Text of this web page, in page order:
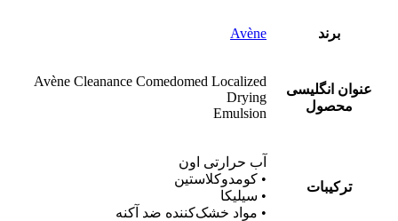
برند Avène
عنوان انگلیسی
محصول
Avène Cleanance Comedomed Localized
Drying
Emulsion
ترکیبات
آب حرارتی اون
• کومدوکلاستین
• سیلیکا
• مواد خشک‌کننده ضد آکنه